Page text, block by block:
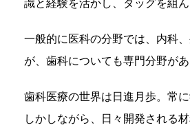
識と経験を活かし、タッグを組
一般的に医科の分野では、内科
が、歯科についても専門分野が
歯科医療の世界は日進月歩。常
しかしながら、日々開発される